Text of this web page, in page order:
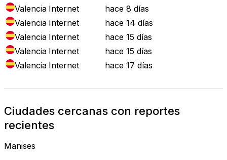
Valencia Internet
hace 8 días
Valencia Internet
hace 14 días
Valencia Internet
hace 15 días
Valencia Internet
hace 15 días
Valencia Internet hace 17 días
Ciudades cercanas con reportes
recientes
Manises